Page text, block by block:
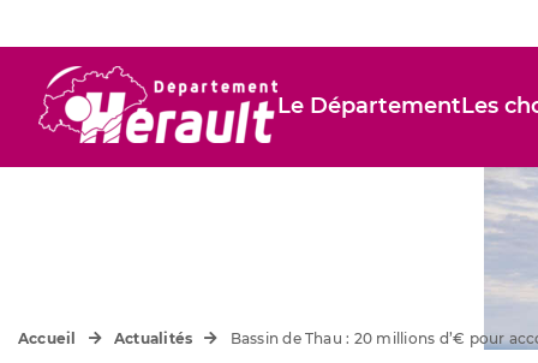
Le DépartementLes
Accueil Actualités Bassin de Thau : 20 millions d’€ pour